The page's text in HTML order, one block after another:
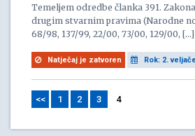
Temeljem odredbe članka 391.
drugim stvarnim pravima (Narodne
68/98, 137/99, 22/00, 73/00, 129/00, […]
Natječaj je zatvoren Rok: 2.
<< 1 2 3 4